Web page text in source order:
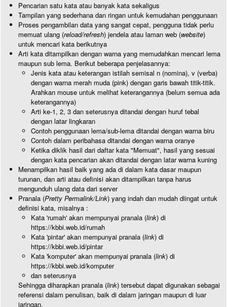
Pencarian satu kata atau banyak kata sekaligus
Tampilan yang sederhana dan ringan untuk kemudahan penggunaan
Proses pengambilan data yang sangat cepat, pengguna tidak perlu
memuat ulang (reload/refresh) jendela atau laman web (website)
untuk mencari kata berikutnya
Arti kata ditampilkan dengan warna yang memudahkan mencari lema
maupun sub lema. Berikut beberapa penjelasannya:
Jenis kata atau keterangan istilah semisal n (nomina), v (verba)
dengan warna merah muda (pink) dengan garis bawah titik-titik.
Arahkan mouse untuk melihat keterangannya (belum semua ada
keterangannya)
Arti ke-1, 2, 3 dan seterusnya ditandai dengan huruf tebal
dengan latar lingkaran
Contoh penggunaan lema/sub-lema ditandai dengan warna biru
Contoh dalam peribahasa ditandai dengan warna oranye
Ketika diklik hasil dari daftar kata "Memuat", hasil yang sesuai
dengan kata pencarian akan ditandai dengan latar warna kuning
Menampilkan hasil baik yang ada di dalam kata dasar maupun
turunan, dan arti atau definisi akan ditampilkan tanpa harus
mengunduh ulang data dari server
Pranala (Pretty Permalink/Link) yang indah dan mudah diingat untuk
definisi kata, misalnya :
Kata 'rumah' akan mempunyai pranala (link) di
https://kbbi.web.id/rumah
Kata 'pintar' akan mempunyai pranala (link) di
https://kbbi.web.id/pintar
Kata 'komputer' akan mempunyai pranala (link) di
https://kbbi.web.id/komputer
dan seterusnya
Sehingga diharapkan pranala (link) tersebut dapat digunakan sebagai
referensi dalam penulisan, baik di dalam jaringan maupun di luar
jaringan.